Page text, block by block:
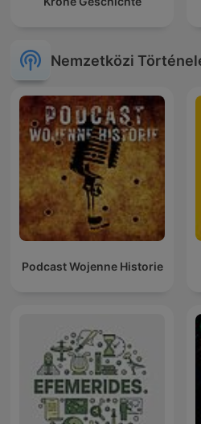
Nemzetközi
Podcast Wojenne Historie